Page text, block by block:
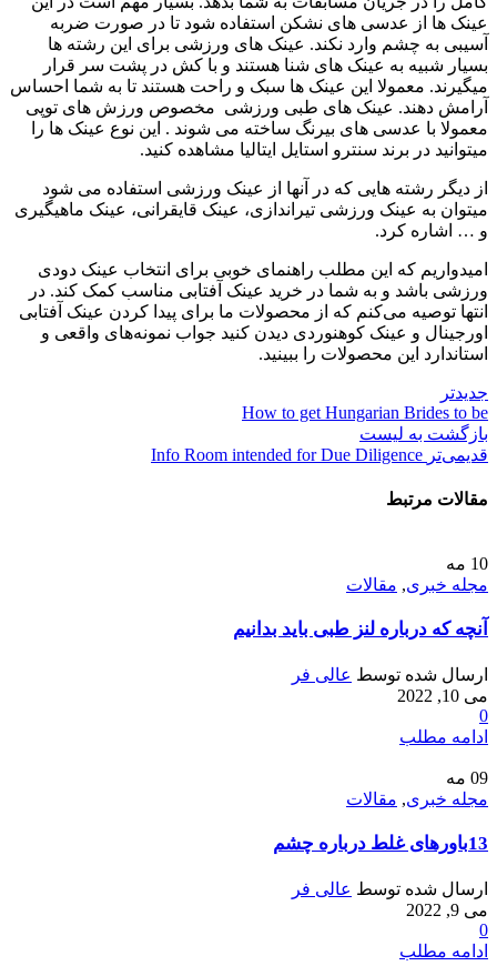
عینک ها از عدسی های نشکن استفاده شود تا در صورت ضربه
آسیبی به چشم وارد نکند. عینک های ورزشی برای این رشته ها
بسیار شبیه به عینک های شنا هستند و با کش در پشت سر قرار
میگیرند. معمولا این عینک ها سبک و راحت هستند تا به شما احساس
آرامش دهند. عینک های طبی ورزشی مخصوص ورزش های توپی
معمولا با عدسی های بیرنگ ساخته می شوند . این نوع عینک ها را
میتوانید در برند سنترو استایل ایتالیا مشاهده کنید.
از دیگر رشته هایی که در آنها از عینک ورزشی استفاده می شود
میتوان به عینک ورزشی تیراندازی، عینک قایقرانی، عینک ماهیگیری
و … اشاره کرد.
امیدواریم که این مطلب راهنمای خوبی برای انتخاب عینک دودی
ورزشی باشد و به شما در خرید عینک آفتابی مناسب کمک کند. در
انتها توصیه می‌کنم که از محصولات ما برای پیدا کردن عینک آفتابی
اورجینال و عینک کوهنوردی دیدن کنید جواب نمونه‌های واقعی و
استاندارد این محصولات را ببینید.
جدیدتر
How to get Hungarian Brides to be
بازگشت به لیست
قدیمی‌تر Info Room intended for Due Diligence
مقالات مرتبط
10 مه
مجله خبری, مقالات
آنچه که درباره لنز طبی باید بدانیم
ارسال شده توسط عالی فر
می 10, 2022
0
ادامه مطلب
09 مه
مجله خبری, مقالات
13باورهای غلط درباره چشم
ارسال شده توسط عالی فر
می 9, 2022
0
ادامه مطلب